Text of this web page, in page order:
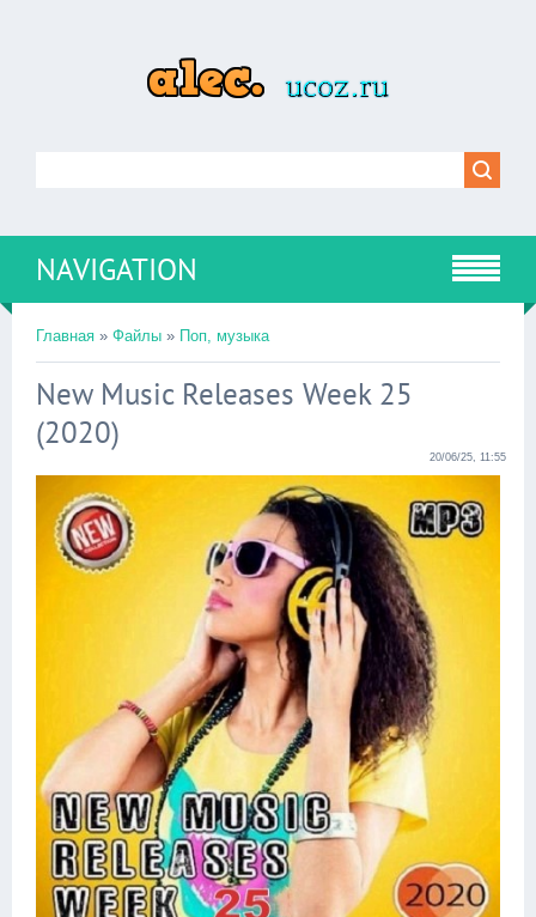
NAVIGATION
Главная » Файлы » Поп, музыка
New Music Releases Week 25
(2020)
20/06/25, 11:55